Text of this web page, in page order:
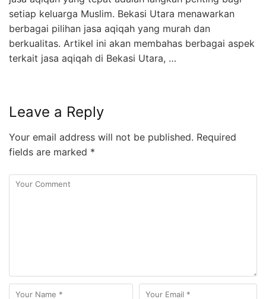
setiap keluarga Muslim. Bekasi Utara menawarkan
berbagai pilihan jasa aqiqah yang murah dan
berkualitas. Artikel ini akan membahas berbagai aspek
terkait jasa aqiqah di Bekasi Utara, …
Leave a Reply
Your email address will not be published. Required
fields are marked *